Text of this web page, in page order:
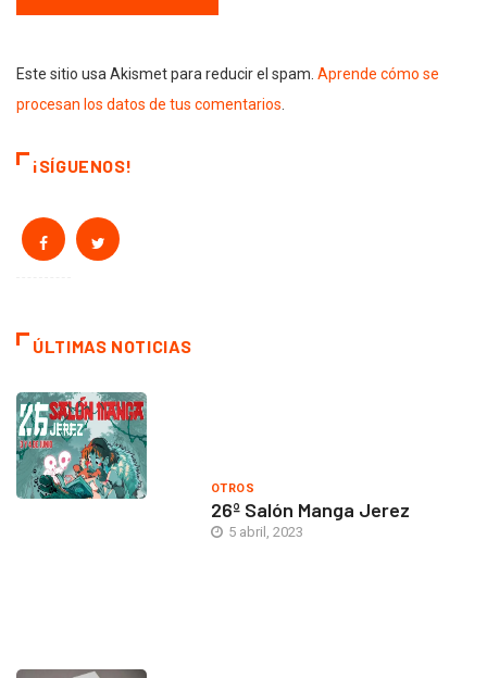
Este sitio usa Akismet para reducir el spam. Aprende cómo se
procesan los datos de tus comentarios
¡SÍGUENOS!
ÚLTIMAS NOTICIAS
OTROS
26º Salón Manga Jerez
5 abril, 2023